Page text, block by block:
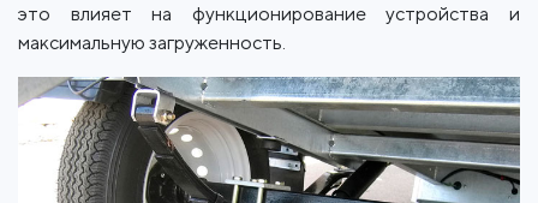
это влияет на функционирование устройства и
максимальную загруженность.